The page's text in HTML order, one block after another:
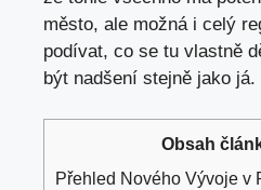
město, ale možná i celý
podívat, co se tu vlastně
být nadšení stejně jako já.
Obsah
Přehled Nového Vývoje v